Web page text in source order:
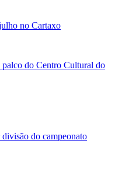
no Cartaxo
do Centro Cultural do
do campeonato